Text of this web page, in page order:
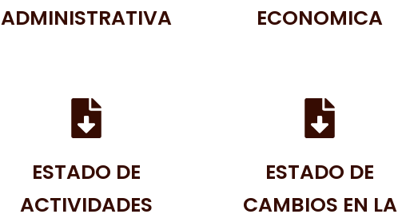
ADMINISTRATIVA
ECONOMICA
ESTADO DE
ACTIVIDADES
ESTADO DE
CAMBIOS EN LA